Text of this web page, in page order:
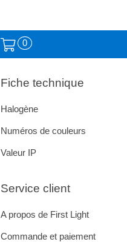
0
Service client
A propos de First Light
Commande et paiement
Fiche technique
Halogène
Numéros de couleurs
Valeur IP